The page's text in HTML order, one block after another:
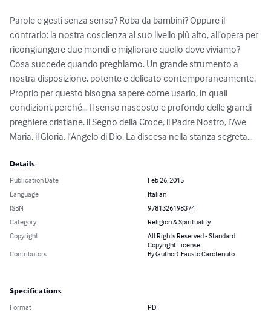
Parole e gesti senza senso? Roba da bambini? Oppure il
contrario: la nostra coscienza al suo livello più alto, all’opera per
ricongiungere due mondi e migliorare quello dove viviamo?
Cosa succede quando preghiamo. Un grande strumento a
nostra disposizione, potente e delicato contemporaneamente.
Proprio per questo bisogna sapere come usarlo, in quali
condizioni, perché… Il senso nascosto e profondo delle grandi
preghiere cristiane. il Segno della Croce, il Padre Nostro, l’Ave
Maria, il Gloria, l’Angelo di Dio. La discesa nella stanza segreta…
Details
Publication Date
Feb 26, 2015
Language
Italian
ISBN
9781326198374
Category
Religion & Spirituality
Copyright
All Rights Reserved - Standard
Copyright License
Contributors
By (author): Fausto Carotenuto
Specifications
Format PDF